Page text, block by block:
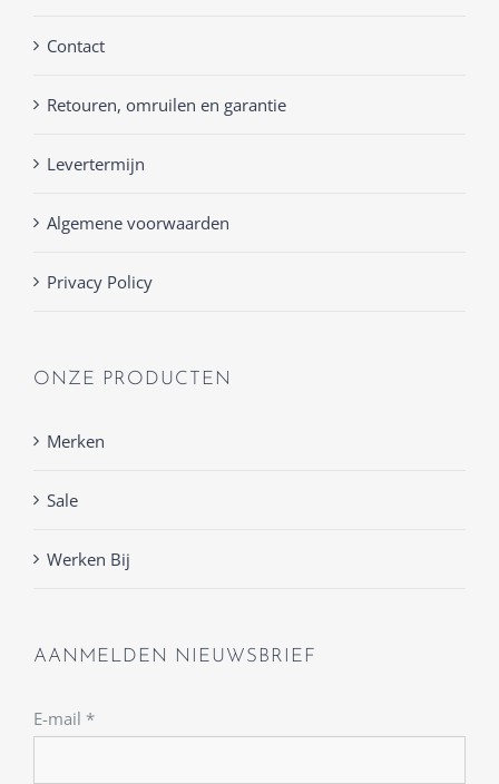
Contact
Retouren, omruilen en garantie
Levertermijn
Algemene voorwaarden
Privacy Policy
ONZE PRODUCTEN
Merken
Sale
Werken Bij
AANMELDEN NIEUWSBRIEF
E-mail *